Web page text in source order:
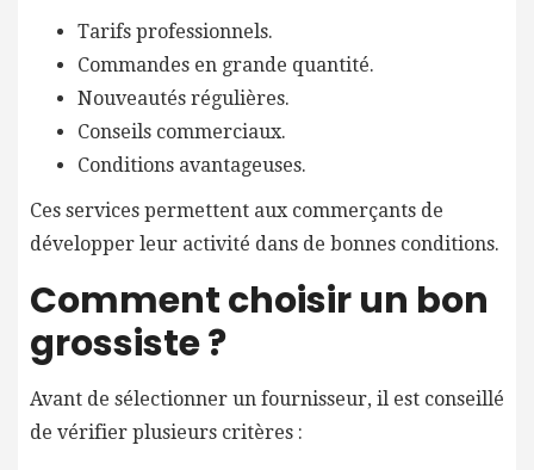
Tarifs professionnels.
Commandes en grande quantité.
Nouveautés régulières.
Conseils commerciaux.
Conditions avantageuses.
Ces services permettent aux commerçants de
développer leur activité dans de bonnes conditions.
Comment choisir un bon
grossiste ?
Avant de sélectionner un fournisseur, il est conseillé
de vérifier plusieurs critères :